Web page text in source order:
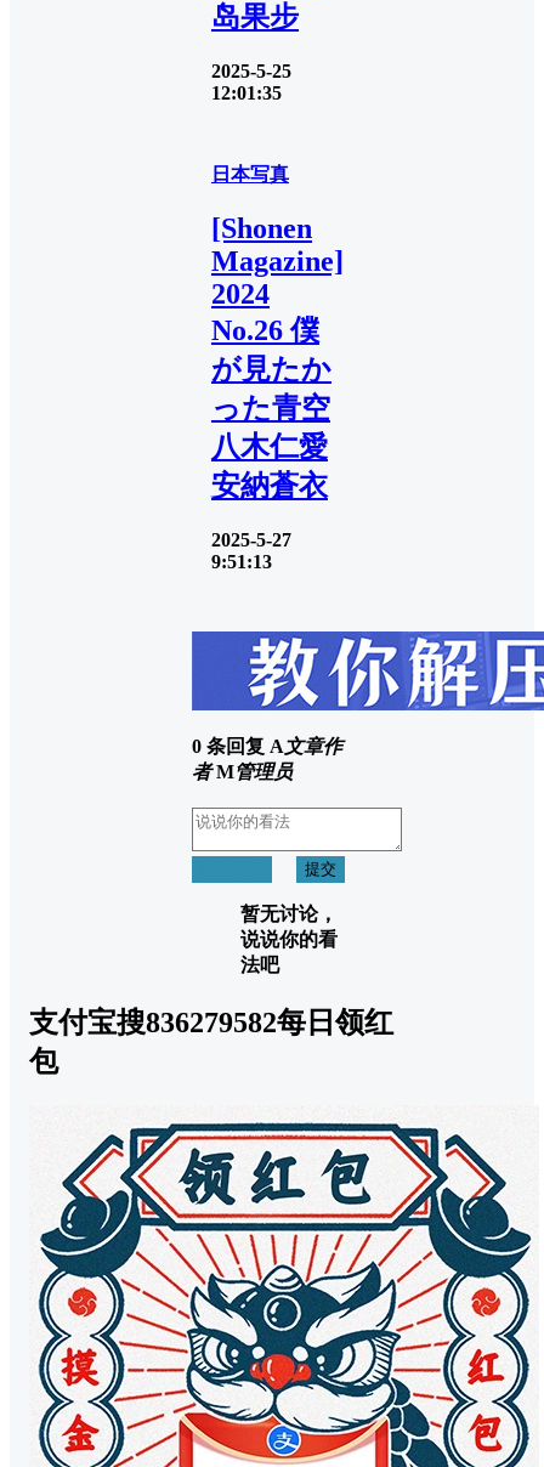
岛果步
2025-5-25
12:01:35
日本写真
[Shonen
Magazine]
2024
No.26 僕
が見たか
った青空
八木仁愛
安納蒼衣
2025-5-27
9:51:13
0 条回复 A文章作
者 M管理员
提交
暂无讨论，
说说你的看
法吧
支付宝搜836279582每日领红
包